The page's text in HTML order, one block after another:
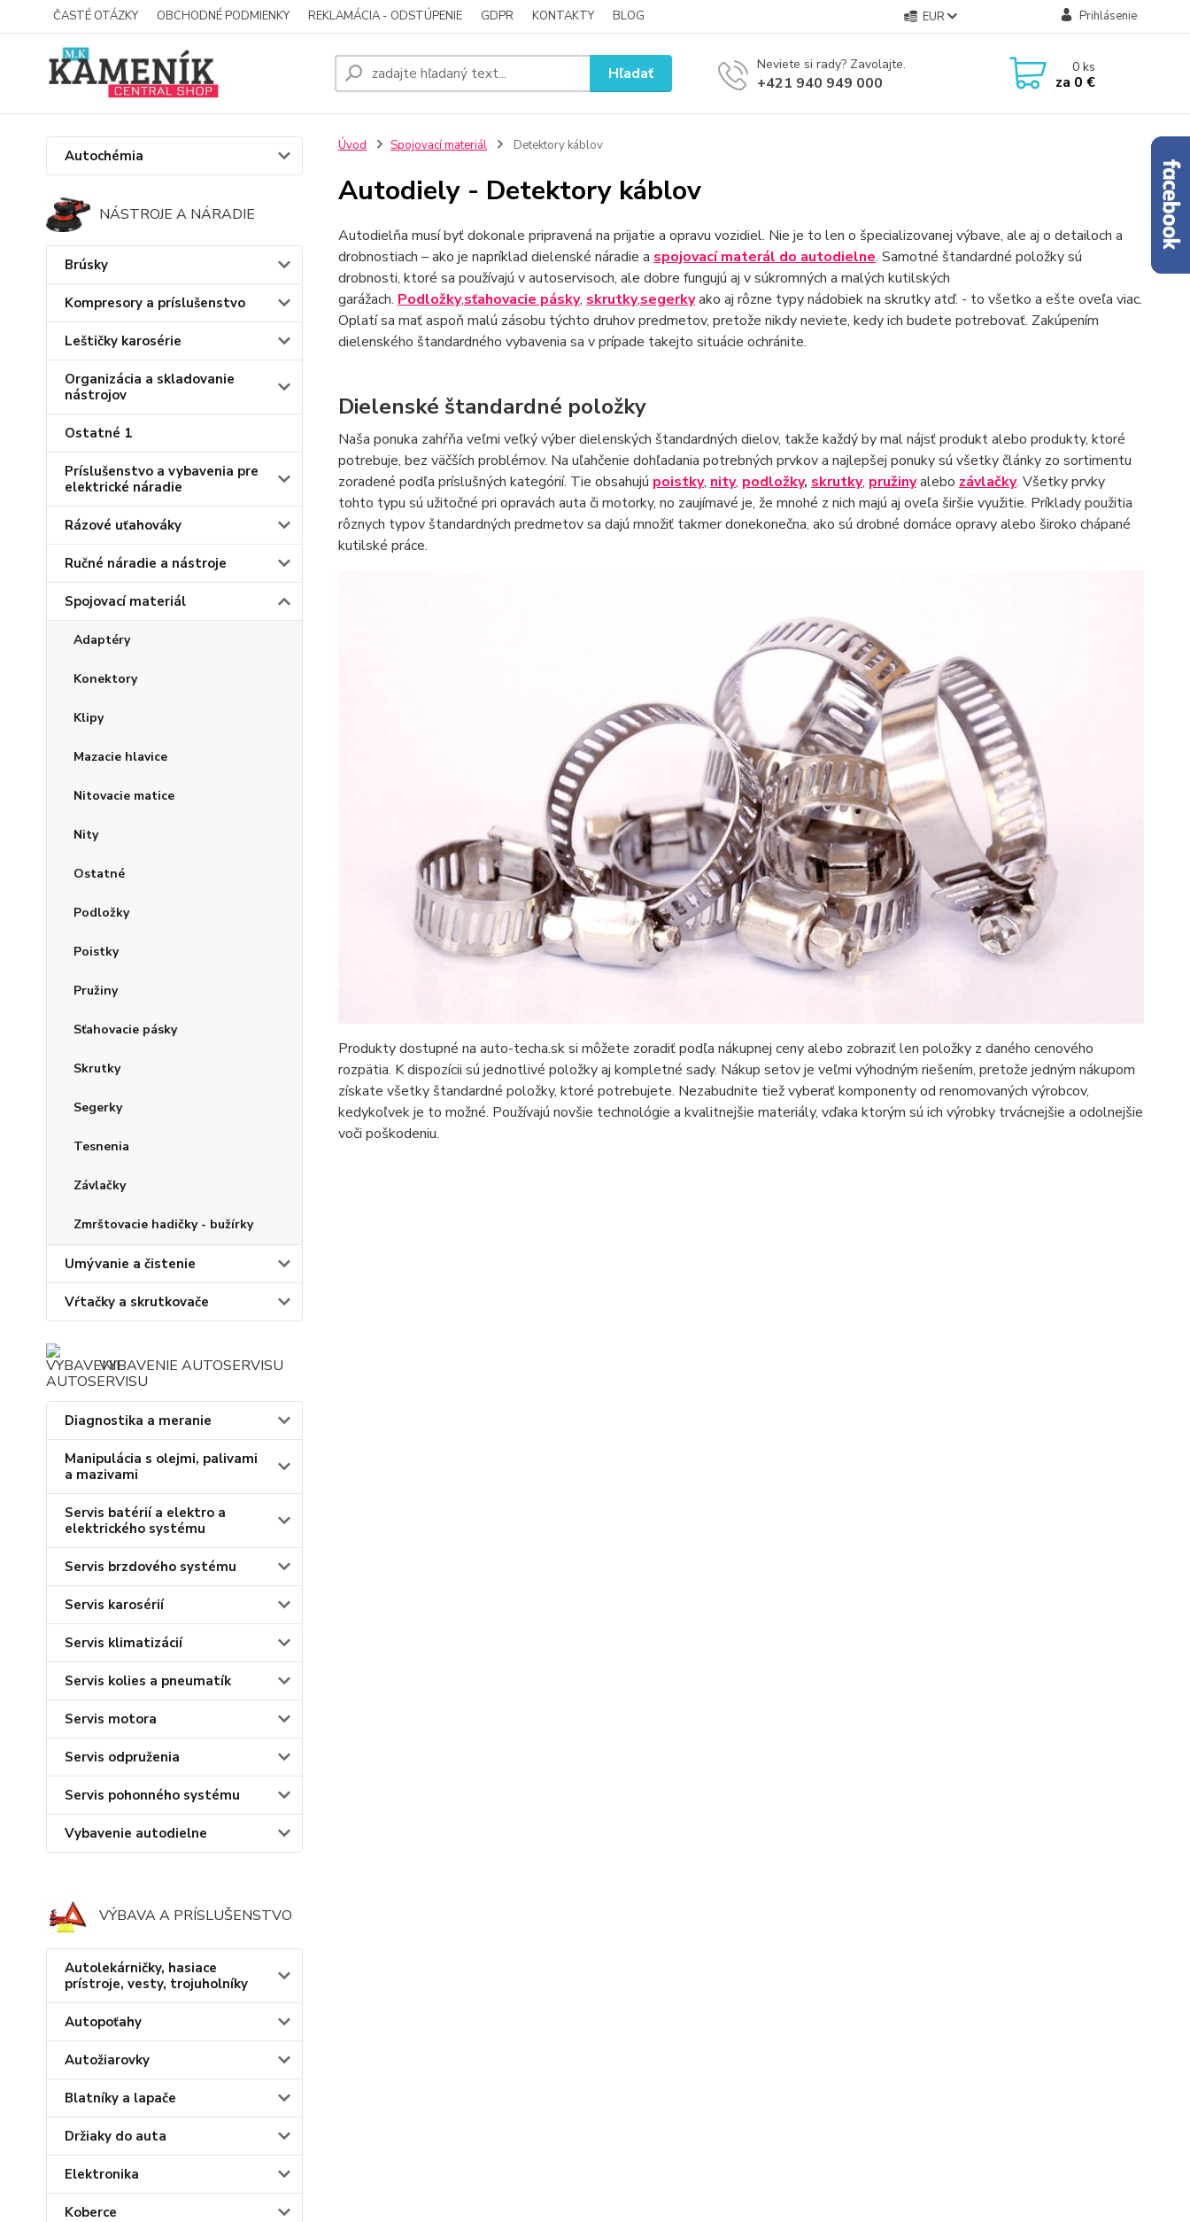
ČASTÉ OTÁZKY OBCHODNÉ PODMIENKY REKLAMÁCIA - ODSTÚPENIE GDPR KONTAKTY BLOG EUR Prihlásenie
Hľadať Neviete si rady? Zavolajte.
+421 940 949 000
0ks
za 0 €
Autochémia
NÁSTROJE A NÁRADIE
Brúsky
Kompresory a príslušenstvo
Leštičky karosérie
Organizácia a skladovanie
nástrojov
Ostatné 1
Príslušenstvo a vybavenia pre
elektrické náradie
Rázové uťahováky
Ručné náradie a nástroje
Spojovací materiál
Adaptéry
Konektory
Klipy
Mazacie hlavice
Nitovacie matice
Nity
Ostatné
Podložky
Poistky
Pružiny
Sťahovacie pásky
Skrutky
Segerky
Tesnenia
Závlačky
Zmrštovacie hadičky - bužírky
Umývanie a čistenie
Vŕtačky a skrutkovače
VYBAVENIE AUTOSERVISU
Diagnostika a meranie
Manipulácia s olejmi, palivami
a mazivami
Servis batérií a elektro a
elektrického systému
Servis brzdového systému
Servis karosérií
Servis klimatizácií
Servis kolies a pneumatík
Servis motora
Servis odpruženia
Servis pohonného systému
Vybavenie autodielne
VÝBAVA A PRÍSLUŠENSTVO
Autolekárničky, hasiace
prístroje, vesty, trojuholníky
Autopoťahy
Autožiarovky
Blatníky a lapače
Držiaky do auta
Elektronika
Koberce
Úvod Spojovací materiál Detektory káblov
Autodiely - Detektory káblov
Autodielňa musí byť dokonale pripravená na prijatie a opravu vozidiel. Nie je to len o špecializovanej výbave, ale aj o detailoch a
drobnostiach – ako je napríklad dielenské náradie a spojovací materál do autodielne. Samotné štandardné položky sú
drobnosti, ktoré sa používajú v autoservisoch, ale dobre fungujú aj v súkromných a malých kutilských
garážach. Podložky,sťahovacie pásky, skrutky,segerkyako aj rôzne typy nádobiek na skrutky atď. - to všetko a ešte oveľa viac.
Oplatí sa mať aspoň malú zásobu týchto druhov predmetov, pretože nikdy neviete, kedy ich budete potrebovať. Zakúpením
dielenského štandardného vybavenia sa v prípade takejto situácie ochránite.
Dielenské štandardné položky
Naša ponuka zahŕňa veľmi veľký výber dielenských štandardných dielov, takže každý by mal nájsť produkt alebo produkty, ktoré
potrebuje, bez väčších problémov. Na uľahčenie dohľadania potrebných prvkov a najlepšej ponuky sú všetky články zo sortimentu
zoradené podľa príslušných kategórií. Tie obsahujú poistky, nity, podložky, skrutky, pružinyalebo závlačky. Všetky prvky
tohto typu sú užitočné pri opravách auta či motorky, no zaujímavé je, že mnohé z nich majú aj oveľa širšie využitie. Príklady použitia
rôznych typov štandardných predmetov sa dajú množiť takmer donekonečna, ako sú drobné domáce opravy alebo široko chápané
kutilské práce.
Produkty dostupné na auto-techa.sk si môžete zoradiť podľa nákupnej ceny alebo zobraziť len položky z daného cenového
rozpätia. K dispozícii sú jednotlivé položky aj kompletné sady. Nákup setov je veľmi výhodným riešením, pretože jedným nákupom
získate všetky štandardné položky, ktoré potrebujete. Nezabudnite tiež vyberať komponenty od renomovaných výrobcov,
kedykoľvek je to možné. Používajú novšie technológie a kvalitnejšie materiály, vďaka ktorým sú ich výrobky trvácnejšie a odolnejšie
voči poškodeniu.